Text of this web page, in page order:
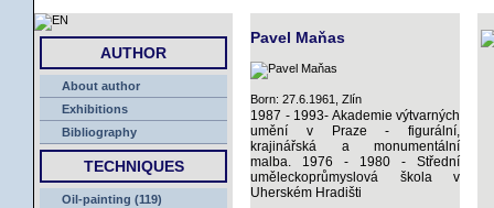
AUTHOR
About author
Exhibitions
Bibliography
TECHNIQUES
Oil-painting (119)
Pavel Maňas
Born: 27.6.1961, Zlín
1987 - 1993- Akademie výtvarných
umění v Praze - figurální,
krajinářská a monumentální
malba. 1976 - 1980 - Střední
uměleckoprůmyslová škola v
Uherském Hradišti